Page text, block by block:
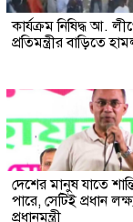
কার্যক্রম নিষিদ্ধ আ.
প্রতিমন্ত্রীর বাড়িতে
দেশের মানুষ যাতে
পারে, সেটিই প্রধান
প্রধানমন্ত্রী